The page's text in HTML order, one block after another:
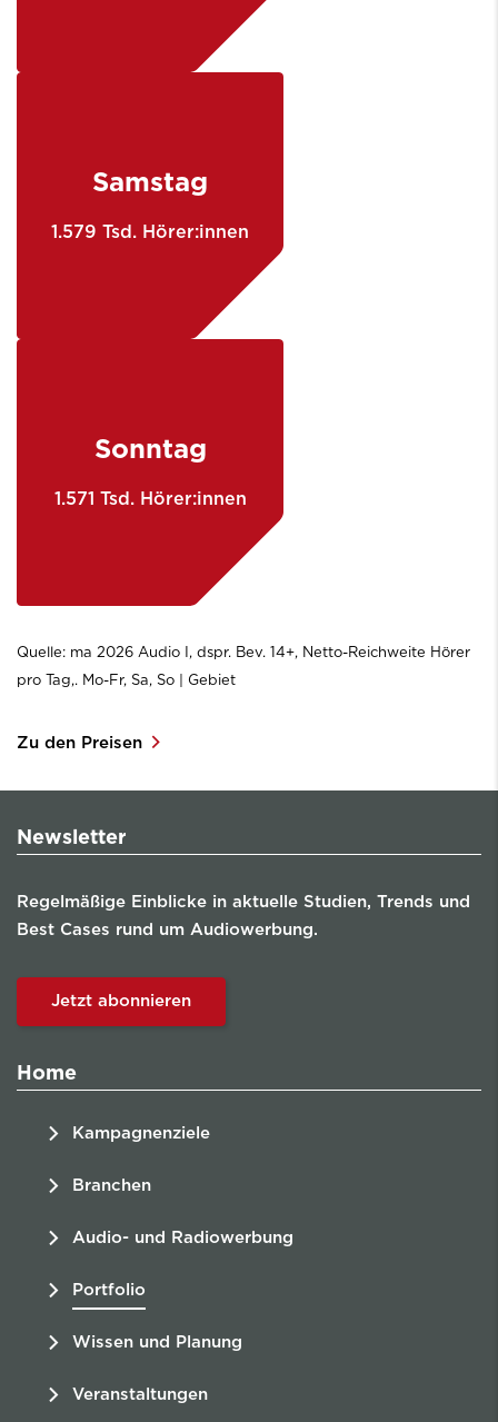
Samstag
1.579 Tsd. Hörer:innen
Sonntag
1.571 Tsd. Hörer:innen
Quelle: ma 2026 Audio I, dspr. Bev. 14+, Netto-Reichweite Hörer
pro Tag,. Mo-Fr, Sa, So | Gebiet
Zu den Preisen
Newsletter
Regelmäßige Einblicke in aktuelle Studien, Trends und
Best Cases rund um Audiowerbung.
Jetzt abonnieren
Home
Kampagnenziele
Branchen
Audio- und Radiowerbung
Portfolio
Wissen und Planung
Veranstaltungen